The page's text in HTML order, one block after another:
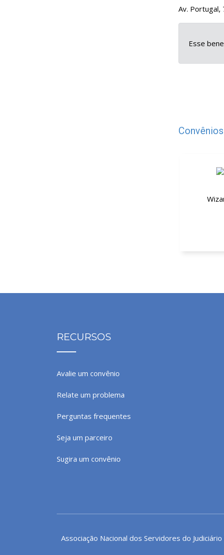
Av. Portugal,
Esse
RECURSOS
Avalie um convênio
Relate um problema
Perguntas frequentes
Seja um parceiro
Sugira um convênio
Associação Nacional dos Servidores do